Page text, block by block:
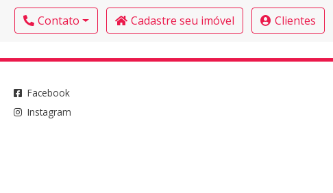
Contato Cadastre seu imóvel
Clientes
Facebook
Instagram